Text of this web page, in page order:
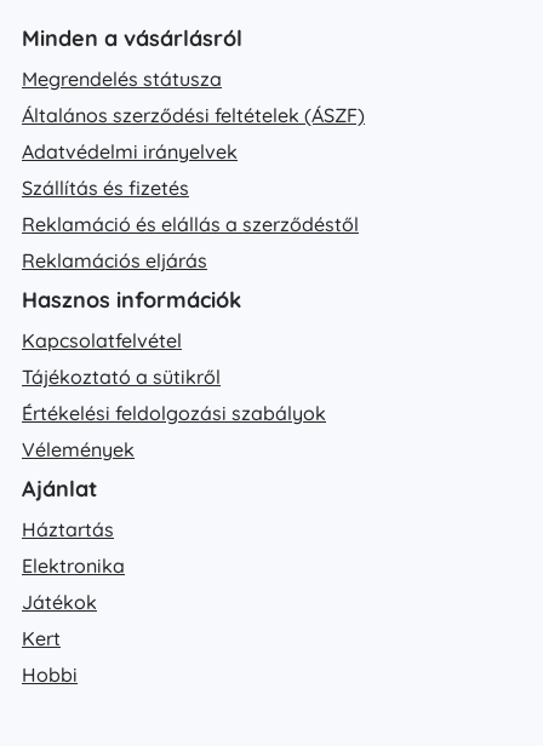
Minden a vásárlásról
Megrendelés státusza
Általános szerződési feltételek (ÁSZF)
Adatvédelmi irányelvek
Szállítás és fizetés
Reklamáció és elállás a szerződéstől
Reklamációs eljárás
Hasznos információk
Kapcsolatfelvétel
Tájékoztató a sütikről
Értékelési feldolgozási szabályok
Vélemények
Ajánlat
Háztartás
Elektronika
Játékok
Kert
Hobbi